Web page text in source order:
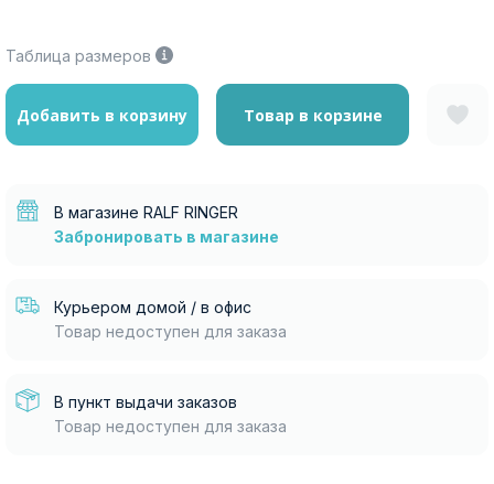
Таблица размеров
Добавить в корзину Товар в корзине
В магазине RALF RINGER
Забронировать в магазине
Курьером домой / в офис
Товар недоступен для заказа
В пункт выдачи заказов
Товар недоступен для заказа